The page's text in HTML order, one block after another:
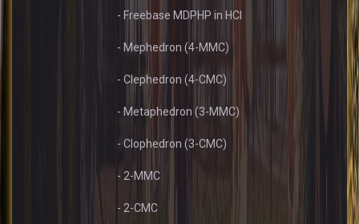
- Freebase MDPHP in HCl
- Mephedron (4-MMC)
- Clephedron (4-CMC)
- Metaphedron (3-MMC)
- Clophedron (3-CMC)
- 2-MMC
- 2-CMC